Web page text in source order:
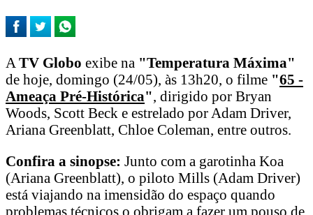
A TV Globo exibe na "Temperatura Máxima"
de hoje, domingo (24/05), às 13h20, o filme "65 -
Ameaça Pré-Histórica", dirigido por Bryan
Woods, Scott Beck e estrelado por Adam Driver,
Ariana Greenblatt, Chloe Coleman, entre outros.
Confira a sinopse: Junto com a garotinha Koa
(Ariana Greenblatt), o piloto Mills (Adam Driver)
está viajando na imensidão do espaço quando
problemas técnicos o obrigam a fazer um pouso de